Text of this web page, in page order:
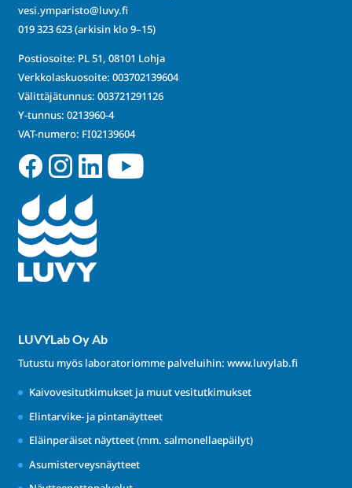
vesi.ymparisto@luvy.fi
019 323 623(arkisin klo 9–15)
Postiosoite: PL 51, 08101 Lohja
Verkkolaskuosoite: 003702139604
Välittäjätunnus: 003721291126
Y-tunnus: 0213960-4
VAT-numero: FI02139604
LUVYLab Oy Ab
Tutustu myös laboratoriomme palveluihin: www.luvylab.fi
Kaivovesitutkimukset ja muut vesitutkimukset
Elintarvike- ja pintanäytteet
Eläinperäiset näytteet (mm. salmonellaepäilyt)
Asumisterveysnäytteet